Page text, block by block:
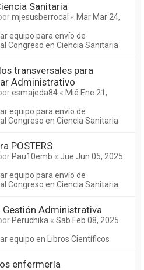
Sanitaria
mjesusberrocal « Mar Mar 24,
equipo para envío de
Congreso en Ciencia Sanitaria
transversales para
Administrativo
esmajeda84 « Mié Ene 21,
equipo para envío de
Congreso en Ciencia Sanitaria
POSTERS
Pau10emb « Jue Jun 05, 2025
equipo para envío de
Congreso en Ciencia Sanitaria
Gestión Administrativa
Peruchika « Sab Feb 08, 2025
equipo en Libros Científicos
enfermería